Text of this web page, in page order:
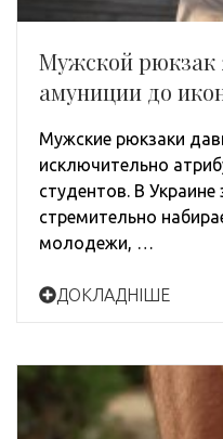
Мужской рюкзак
амуниции до
Мужские рюкзаки
исключительно
студентов. В Украине
стремительно
молодежи, …
ДОКЛАДНІШЕ